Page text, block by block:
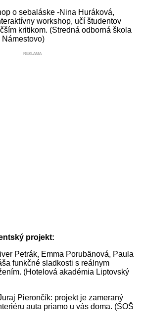
o sebaláske -Nina Huráková,
workshop, učí študentov
kritikom. (Stredná odborná škola
REKLAMA
projekt:
Petrák, Emma Porubänová, Paula
funkčné sladkosti s reálnym
(Hotelová akadémia Liptovský
Pierončík: projekt je zameraný
auta priamo u vás doma. (SOŠ